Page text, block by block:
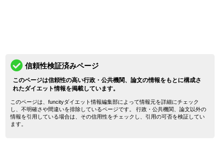
信頼性検証済みページ
このページは信頼性の高い行政・公共機関、論文の情報をもとに構成さ
れたダイエット情報を掲載しています。
このページは、funcityダイエット情報編集部によって情報元を詳細にチェック
し、不明確さや間違いを排除しているページです。 行政・公共機関、論文以外の
情報を引用している場合は、その信用性をチェックし、引用の可否を検証してい
ます。